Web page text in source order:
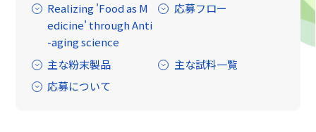
Realizing 'Food as M
edicine' through Anti
-aging science
応募フロー
主な粉末製品
主な試料一覧
応募について